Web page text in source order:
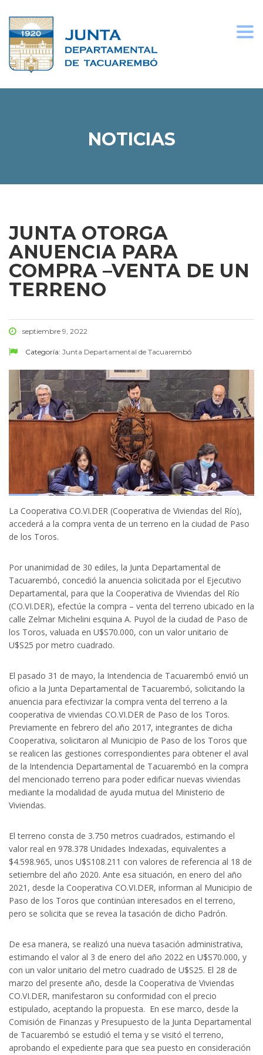
NOTICIAS
JUNTA OTORGA
ANUENCIA PARA
COMPRA –VENTA DE UN
TERRENO
septiembre 9, 2022
Categoría: Junta Departamental de Tacuarembó
La Cooperativa CO.VI.DER (Cooperativa de Viviendas del Río),
accederá a la compra venta de un terreno en la ciudad de Paso
de los Toros.
Por unanimidad de 30 ediles, la Junta Departamental de
Tacuarembó, concedió la anuencia solicitada por el Ejecutivo
Departamental, para que la Cooperativa de Viviendas del Río
(CO.VI.DER), efectúe la compra – venta del terreno ubicado en la
calle Zelmar Michelini esquina A. Puyol de la ciudad de Paso de
los Toros, valuada en U$S70.000, con un valor unitario de
U$S25 por metro cuadrado.
El pasado 31 de mayo, la Intendencia de Tacuarembó envió un
oficio a la Junta Departamental de Tacuarembó, solicitando la
anuencia para efectivizar la compra venta del terreno a la
cooperativa de viviendas CO.VI.DER de Paso de los Toros.
Previamente en febrero del año 2017, integrantes de dicha
Cooperativa, solicitaron al Municipio de Paso de los Toros que
se realicen las gestiones correspondientes para obtener el aval
de la Intendencia Departamental de Tacuarembó en la compra
del mencionado terreno para poder edificar nuevas viviendas
mediante la modalidad de ayuda mutua del Ministerio de
Viviendas.
El terreno consta de 3.750 metros cuadrados, estimando el
valor real en 978.378 Unidades Indexadas, equivalentes a
$4.598.965, unos U$S108.211 con valores de referencia al 18 de
setiembre del año 2020. Ante esa situación, en enero del año
2021, desde la Cooperativa CO.VI.DER, informan al Municipio de
Paso de los Toros que continúan interesados en el terreno,
pero se solicita que se revea la tasación de dicho Padrón.
De esa manera, se realizó una nueva tasación administrativa,
estimando el valor al 3 de enero del año 2022 en U$S70.000, y
con un valor unitario del metro cuadrado de U$S25. El 28 de
marzo del presente año, desde la Cooperativa de Viviendas
CO.VI.DER, manifestaron su conformidad con el precio
estipulado, aceptando la propuesta. En ese marco, desde la
Comisión de Finanzas y Presupuesto de la Junta Departamental
de Tacuarembó se estudió el tema y se visitó el terreno,
aprobando el expediente para que sea puesto en consideración